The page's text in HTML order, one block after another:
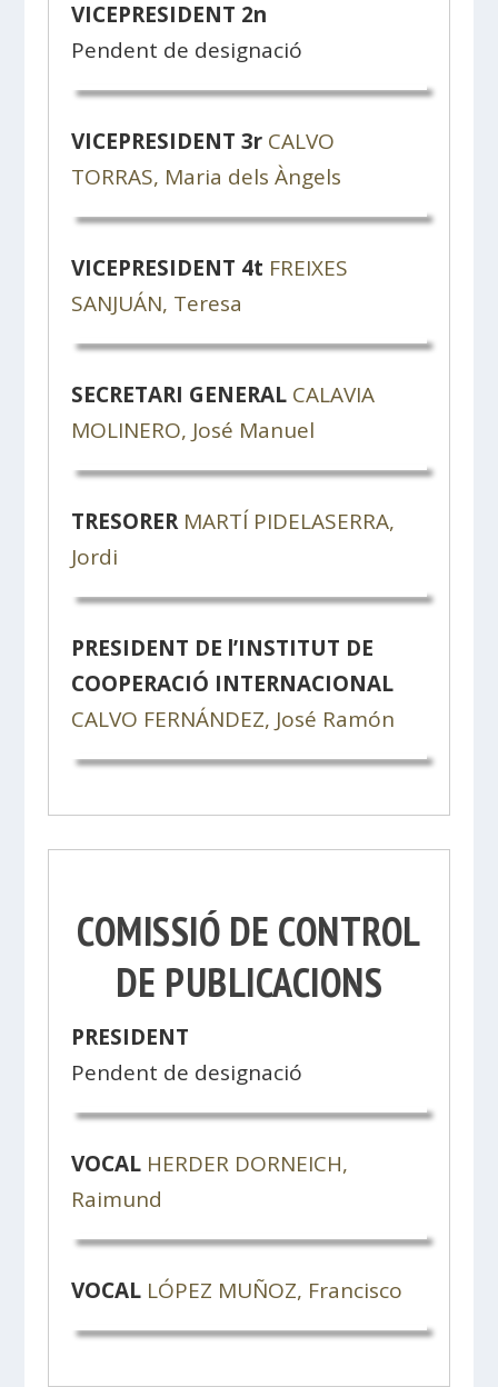
VICEPRESIDENT 2n
Pendent de designació
VICEPRESIDENT 3r CALVO
TORRAS, Maria dels Àngels
VICEPRESIDENT 4t FREIXES
SANJUÁN, Teresa
SECRETARI GENERAL CALAVIA
MOLINERO, José Manuel
TRESORER MARTÍ PIDELASERRA,
Jordi
PRESIDENT DE l’INSTITUT DE
COOPERACIÓ INTERNACIONAL
CALVO FERNÁNDEZ, José Ramón
COMISSIÓ DE CONTROL
DE PUBLICACIONS
PRESIDENT
Pendent de designació
VOCAL HERDER DORNEICH,
Raimund
VOCAL LÓPEZ MUÑOZ, Francisco